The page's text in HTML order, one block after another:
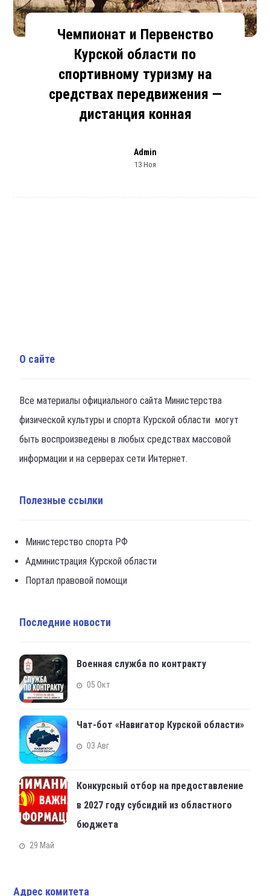
Чемпионат и Первенство
Курской области по
спортивному туризму на
средствах передвижения —
дистанция конная
Admin
13 Ноя
О сайте
Все материалы официального сайта Министерства
физической культуры и спорта Курской области могут
быть воспроизведены в любых средствах массовой
информации и на серверах сети Интернет.
Полезные ссылки
Министерство спорта РФ
Администрация Курской области
Портал правовой помощи
Последние новости
Военная служба по контракту
05 Окт
Чат-бот «Навигатор Курской области»
03 Авг
Конкурсный отбор на предоставление
в 2027 году субсидий из областного
бюджета
29 Май
Адрес комитета